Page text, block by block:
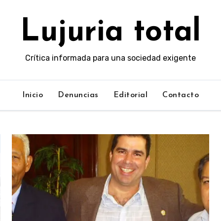
Lujuria total
Crítica informada para una sociedad exigente
Inicio Denuncias Editorial Contacto